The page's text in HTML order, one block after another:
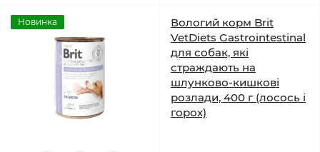
Новинка
Вологий корм Brit
VetDiets Gastrointestinal
для собак, які
страждають на
шлунково-кишкові
розлади, 400 г (лосось і
горох)